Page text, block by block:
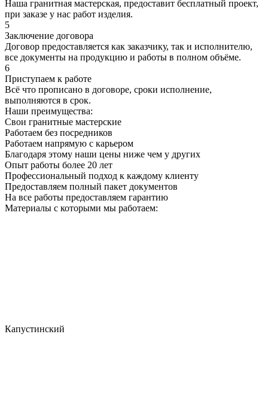
Наша гранитная мастерская, предоставит бесплатный проект,
при заказе у нас работ изделия.
5
Заключение договора
Договор предоставляется как заказчику, так и исполнителю,
все документы на продукцию и работы в полном объёме.
6
Приступаем к работе
Всё что прописано в договоре, сроки исполнение,
выполняются в срок.
Наши преимущества:
Свои гранитные мастерские
Работаем без посредников
Работаем напрямую с карьером
Благодаря этому наши цены ниже чем у других
Опыт работы более 20 лет
Профессиональный подход к каждому клиенту
Предоставляем полный пакет документов
На все работы предоставляем гарантию
Материалы с которыми мы работаем:
Капустинский